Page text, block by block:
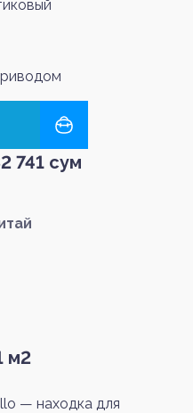
741 сум
м2
— находка для